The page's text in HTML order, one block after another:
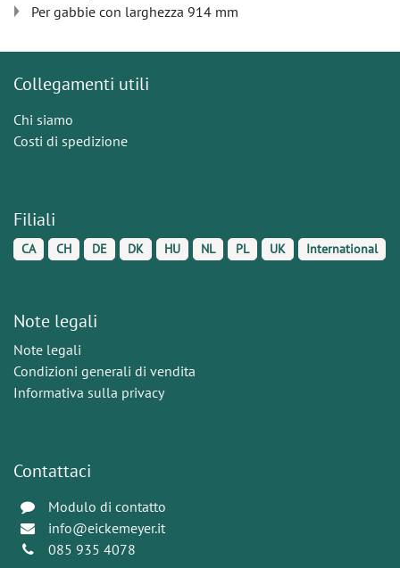
Per gabbie con larghezza 914 mm
Collegamenti utili
Chi siamo
Costi di spedizione
Filiali
CA CH DE DK HU NL PL UK International
Note legali
Note legali
Condizioni generali di vendita
Informativa sulla privacy
Contattaci
Modulo di contatto
info@eickemeyer.it
085 935 4078